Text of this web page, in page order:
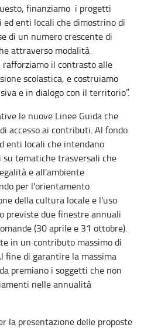
finanziamo i progetti
enti locali che dimostrino di
di un numero crescente di
attraverso modalità
il contrasto alle
scolastica, e costruiamo
e in dialogo con il territorio”.
le nuove Linee Guida che
accesso ai contributi. Al fondo
enti locali che intendano
tematiche trasversali che
e all'ambiente
per l'orientamento
della cultura locale e l'uso
previste due finestre annuali
(30 aprile e 31 ottobre).
in un contributo massimo di
fine di garantire la massima
premiano i soggetti che non
nelle annualità
la presentazione delle proposte